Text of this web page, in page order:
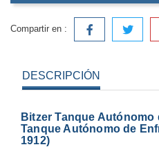
Compartir en :
DESCRIPCIÓN
Bitzer Tanque Autónomo
Tanque Autónomo de
1912)